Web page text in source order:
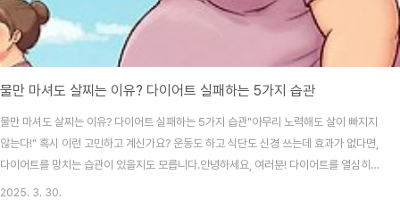
물만 마셔도 살찌는 이유? 다이어트 실패하는 5가지 습관
물만 마셔도 살찌는 이유? 다이어트 실패하는 5가지 습관"아무리 노력해도 살이 빠지지
않는다!" 혹시 이런 고민하고 계신가요? 운동도 하고 식단도 신경 쓰는데 효과가 없다면,
다이어트를 망치는 습관이 있을지도 모릅니다.안녕하세요, 여러분! 다이어트를 열심히
하는데도 살이 빠지지 않거나 오히려 찌는 경험 해보신 적 있으신가요? "나는 물만 마셔
2025. 3. 30.